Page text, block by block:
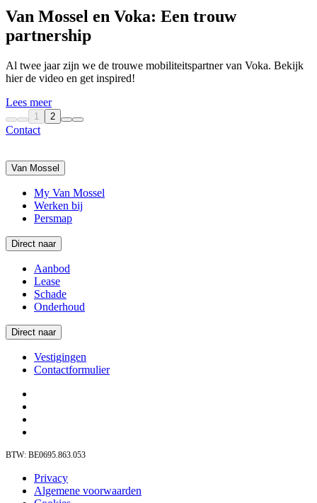
Van Mossel en Voka: Een trouw
partnership
Al twee jaar zijn we de trouwe mobiliteitspartner van Voka. Bekijk
hier de video en get inspired!
Lees meer
1 2
Contact
Van Mossel
My Van Mossel
Werken bij
Persmap
Direct naar
Aanbod
Lease
Schade
Onderhoud
Direct naar
Vestigingen
Contactformulier
BTW: BE0695.863.053
Privacy
Algemene voorwaarden